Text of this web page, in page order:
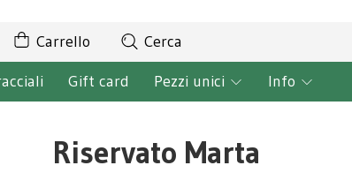
Carrello Cerca
Gift card Pezzi unici Info
Riservato Marta